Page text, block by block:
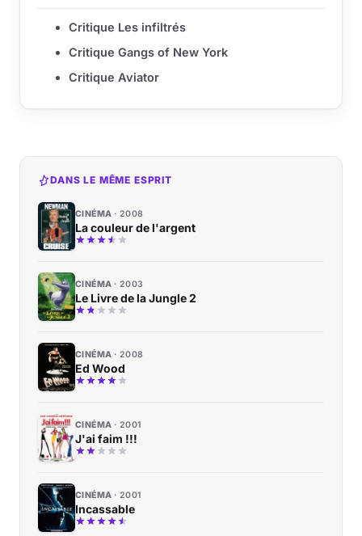
Critique Les infiltrés
Critique Gangs of New York
Critique Aviator
DANS LE MÊME ESPRIT
CINÉMA 2008
La couleur de l'argent
CINÉMA 2003
Le Livre de la Jungle 2
CINÉMA 2008
Ed Wood
CINÉMA 2001
J'ai faim !!!
CINÉMA 2001
Incassable